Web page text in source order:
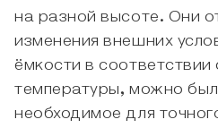
на разной высоте. Они
изменения внешних
ёмкости в соответствии
температуры, можно
необходимое для